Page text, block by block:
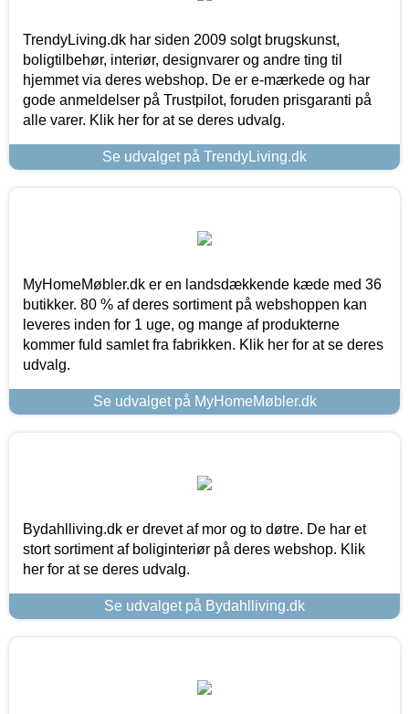
TrendyLiving.dk har siden 2009 solgt brugskunst,
boligtilbehør, interiør, designvarer og andre ting til
hjemmet via deres webshop. De er e-mærkede og har
gode anmeldelser på Trustpilot, foruden prisgaranti på
alle varer. Klik her for at se deres udvalg.
Se udvalget på TrendyLiving.dk
MyHomeMøbler.dk er en landsdækkende kæde med 36
butikker. 80 % af deres sortiment på webshoppen kan
leveres inden for 1 uge, og mange af produkterne
kommer fuld samlet fra fabrikken. Klik her for at se deres
udvalg.
Se udvalget på MyHomeMøbler.dk
Bydahlliving.dk er drevet af mor og to døtre. De har et
stort sortiment af boliginteriør på deres webshop. Klik
her for at se deres udvalg.
Se udvalget på Bydahlliving.dk